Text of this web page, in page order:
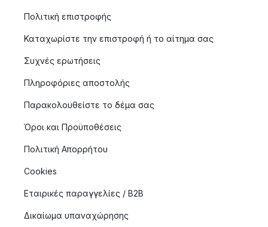
Πολιτική επιστροφής
Καταχωρίστε την επιστροφή ή το αίτημα σας
Συχνές ερωτήσεις
Πληροφόριες αποστολής
Παρακολουθείστε το δέμα σας
Όροι και Προϋποθέσεις
Πολιτική Απορρήτου
Cookies
Εταιρικές παραγγελίες / B2B
Δικαίωμα υπαναχώρησης